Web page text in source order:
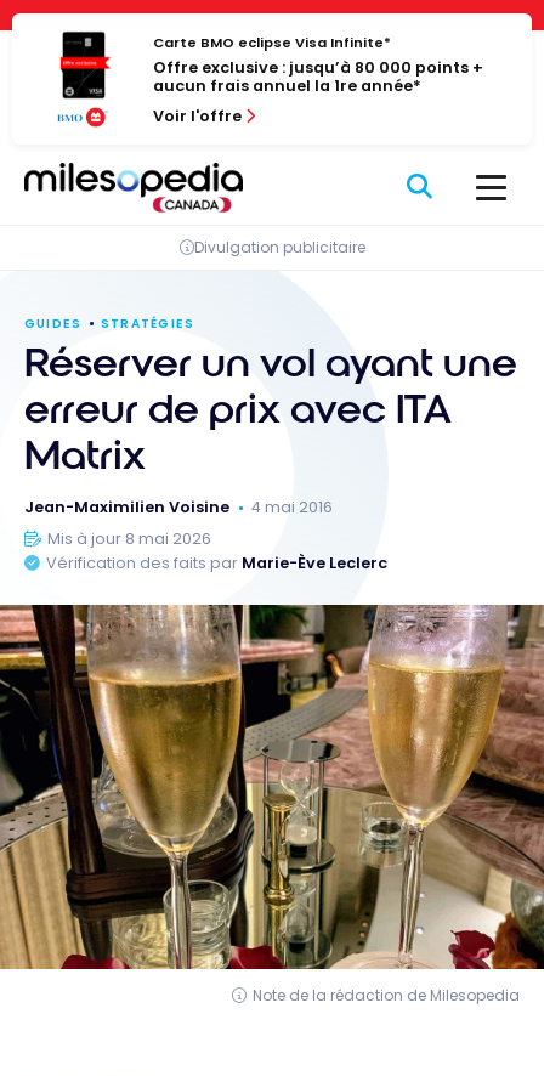
Panneau de gestion des cookies
Passer
contenu
Carte BMO eclipse Visa Infinite*
Offre exclusive : jusqu’à 80 000 points +
aucun frais annuel la 1re année*
Voir l'offre
Divulgation publicitaire
GUIDES STRATÉGIES
Réserver un vol ayant une
erreur de prix avec ITA
Matrix
Jean-Maximilien Voisine
4 mai 2016
Mis à jour 8 mai 2026
Vérification des faits par Marie-Ève Leclerc
Note de la rédaction de Milesopedia